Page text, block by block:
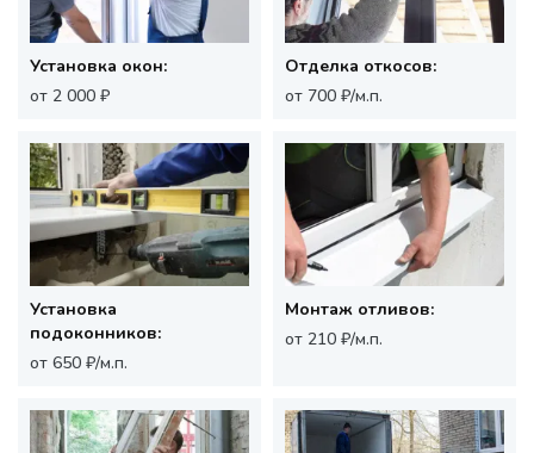
Установка окон:
от 2 000 ₽
Отделка откосов:
от 700 ₽/м.п.
Установка
подоконников:
от 650 ₽/м.п.
Монтаж отливов:
от 210 ₽/м.п.